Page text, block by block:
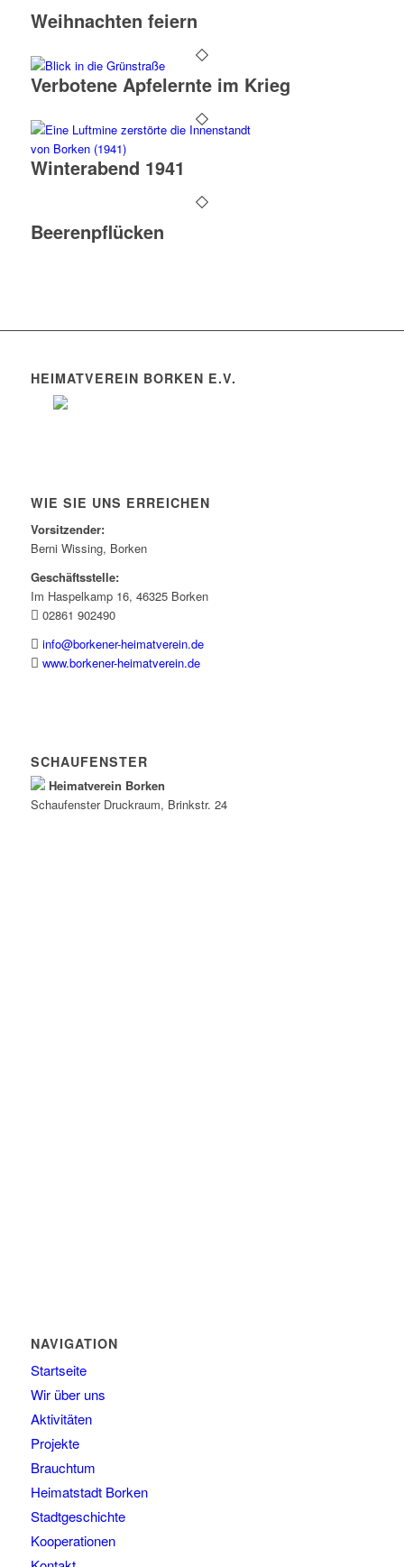
Weihnachten feiern
Verbotene Apfelernte im Krieg
Winterabend 1941
Beerenpflücken
HEIMATVEREIN BORKEN E.V.
WIE SIE UNS ERREICHEN
Vorsitzender:
Berni Wissing, Borken
Geschäftsstelle:
Im Haspelkamp 16, 46325 Borken
02861 902490
info@borkener-heimatverein.de
www.borkener-heimatverein.de
SCHAUFENSTER
Heimatverein Borken
Schaufenster Druckraum, Brinkstr. 24
NAVIGATION
Startseite
Wir über uns
Aktivitäten
Projekte
Brauchtum
Heimatstadt Borken
Stadtgeschichte
Kooperationen